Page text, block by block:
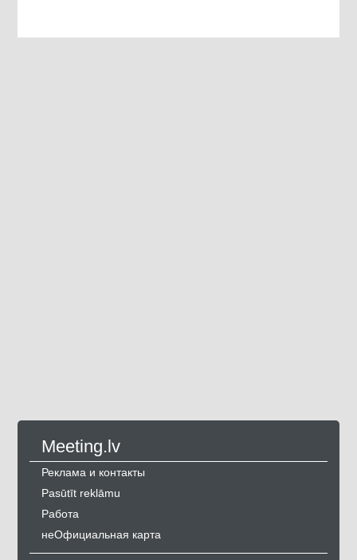
Meeting.lv
Реклама и контакты
Pasūtīt reklāmu
Работа
неОфициальная карта